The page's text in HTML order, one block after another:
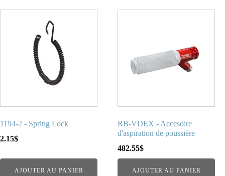
1194-2 - Spring Lock
2.15$
AJOUTER AU PANIER
RB-VDEX - Accesoire
d'aspiration de poussière
482.55$
AJOUTER AU PANIER